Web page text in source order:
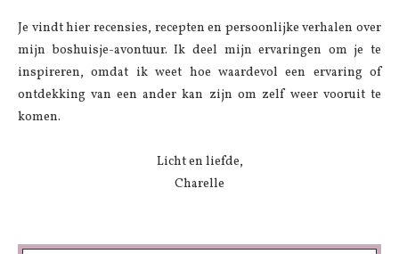
Je vindt hier recensies, recepten en persoonlijke verhalen over
mijn boshuisje-avontuur. Ik deel mijn ervaringen om je te
inspireren, omdat ik weet hoe waardevol een ervaring of
ontdekking van een ander kan zijn om zelf weer vooruit te
komen.
Licht en liefde,
Charelle